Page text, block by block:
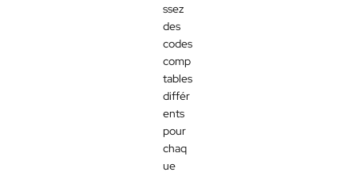
ssez
des
codes
comp
tables
différ
ents
pour
chaq
ue